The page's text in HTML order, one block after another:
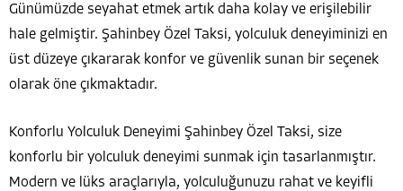
Günümüzde seyahat etmek artık daha kolay ve erişilebilir
hale gelmiştir. Şahinbey Özel Taksi, yolculuk deneyiminizi en
üst düzeye çıkararak konfor ve güvenlik sunan bir seçenek
olarak öne çıkmaktadır.
Konforlu Yolculuk Deneyimi Şahinbey Özel Taksi, size
konforlu bir yolculuk deneyimi sunmak için tasarlanmıştır.
Modern ve lüks araçlarıyla, yolculuğunuzu rahat ve keyifli